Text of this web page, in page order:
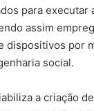
para executar
assim
dispositivos por
social.
a criação